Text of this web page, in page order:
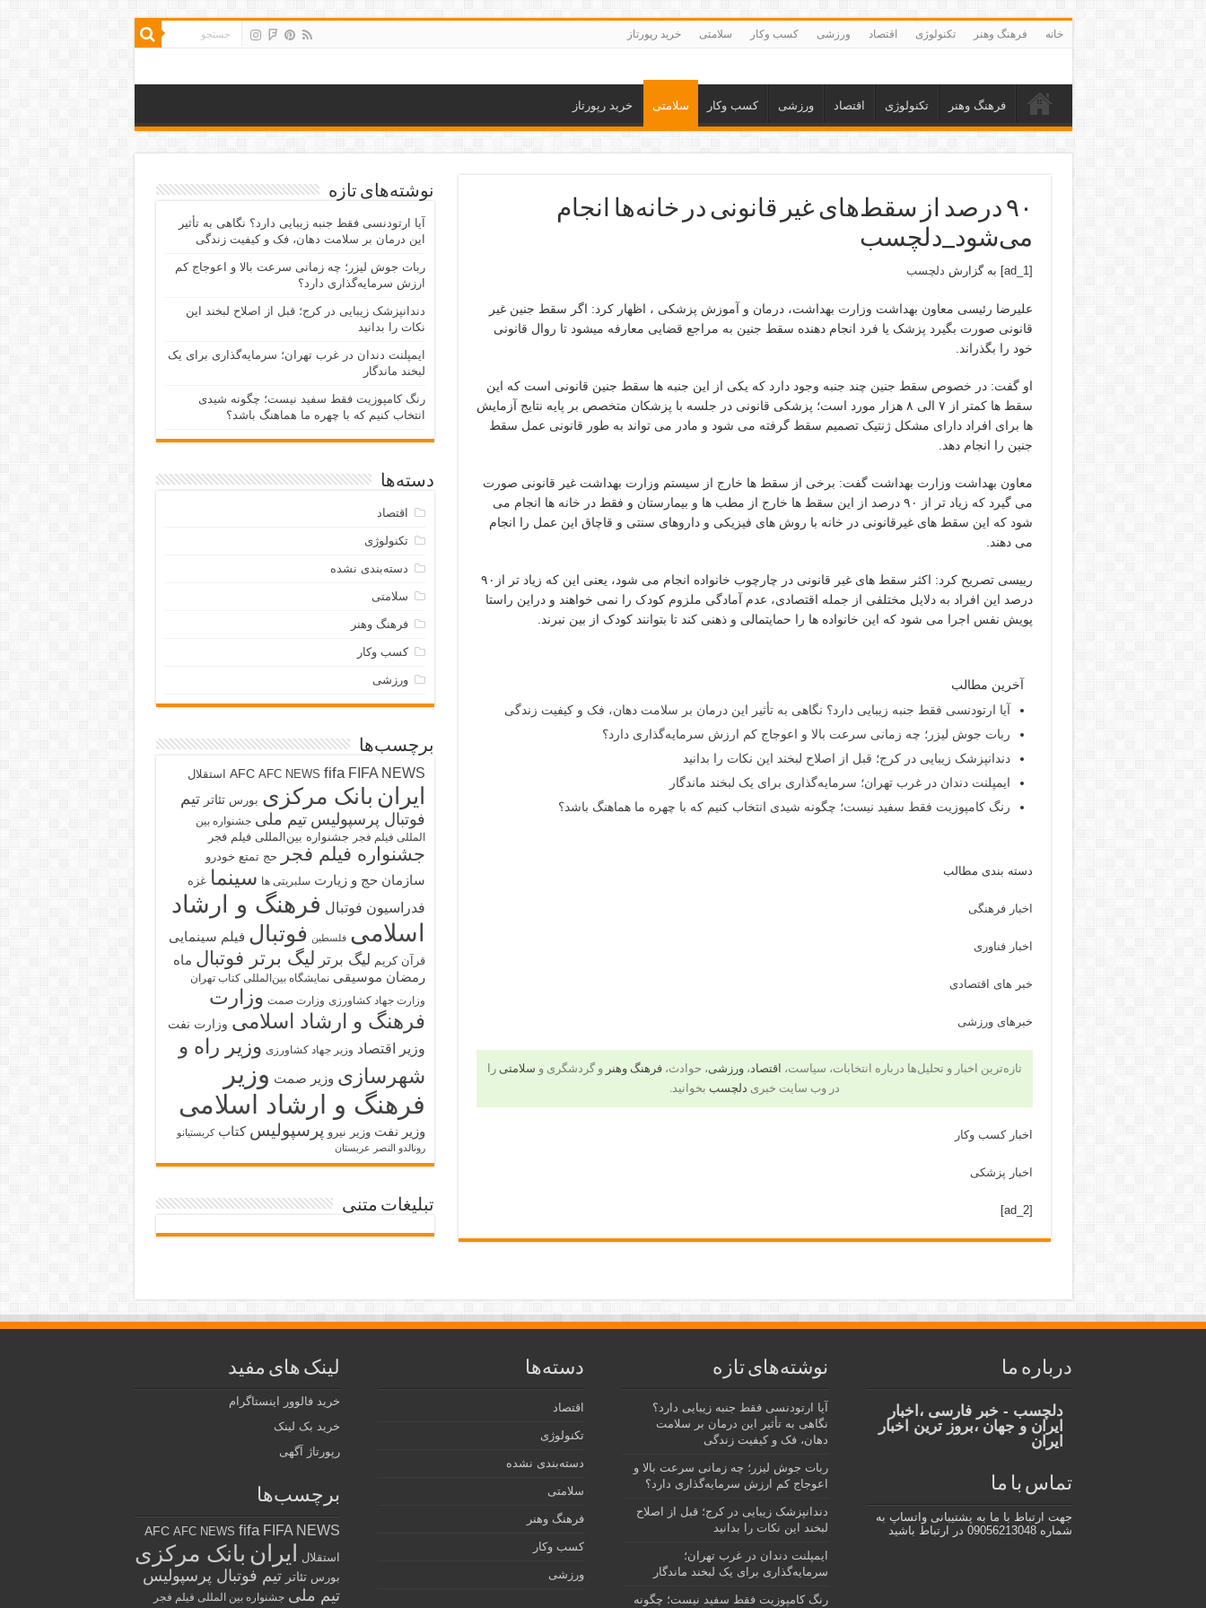
خانه فرهنگ وهنر تکنولوژی اقتصاد ورزشی کسب وکار سلامتی خرید رپورتاز
فرهنگ وهنر تکنولوژی اقتصاد ورزشی کسب وکار سلامتی خرید رپورتاز
۹۰ درصد از سقط‌های غیر قانونی در خانه‌ها انجام
می‌شود_دلچسب
[ad_1] به گزارش دلچسب
علیرضا رئیسی معاون بهداشت وزارت بهداشت، درمان و آموزش پزشکی ، اظهار کرد: اگر سقط جنین غیر
قانونی صورت بگیرد پزشک یا فرد انجام دهنده سقط جنین به مراجع قضایی معارفه میشود تا روال قانونی
خود را بگذراند.
او گفت: در خصوص سقط جنین چند جنبه وجود دارد که یکی از این جنبه ها سقط جنین قانونی است که این
سقط ها کمتر از ۷ الی ۸ هزار مورد است؛ پزشکی قانونی در جلسه با پزشکان متخصص بر پایه نتایج آزمایش
ها برای افراد دارای مشکل ژنتیک تصمیم سقط گرفته می شود و مادر می تواند به طور قانونی عمل سقط
جنین را انجام دهد.
معاون بهداشت وزارت بهداشت گفت: برخی از سقط ها خارج از سیستم وزارت بهداشت غیر قانونی صورت
می گیرد که زیاد تر از ۹۰ درصد از این سقط ها خارج از مطب ها و بیمارستان و فقط در خانه ها انجام می
شود که این سقط های غیرقانونی در خانه با روش های فیزیکی و داروهای سنتی و قاچاق این عمل را انجام
می دهند.
رییسی تصریح کرد: اکثر سقط های غیر قانونی در چارچوب خانواده انجام می شود، یعنی این که زیاد تر از۹۰
درصد این افراد به دلایل مختلفی از جمله اقتصادی، عدم آمادگی ملزوم کودک را نمی خواهند و دراین راستا
پویش نفس اجرا می شود که این خانواده ها را حمایتمالی و ذهنی کند تا بتوانند کودک از بین نبرند‌.
آخرین مطالب
آیا ارتودنسی فقط جنبه زیبایی دارد؟ نگاهی به تأثیر این درمان بر سلامت دهان، فک و کیفیت زندگی
ربات جوش لیزر؛ چه زمانی سرعت بالا و اعوجاج کم ارزش سرمایه‌گذاری دارد؟
دندانپزشک زیبایی در کرج؛ قبل از اصلاح لبخند این نکات را بدانید
ایمپلنت دندان در غرب تهران؛ سرمایه‌گذاری برای یک لبخند ماندگار
رنگ کامپوزیت فقط سفید نیست؛ چگونه شیدی انتخاب کنیم که با چهره ما هماهنگ باشد؟
دسته بندی مطالب
اخبار فرهنگی
اخبار فناوری
خبر های اقتصادی
خبرهای ورزشی
تازه‌ترین اخبار و تحلیل‌ها درباره انتخابات، سیاست، اقتصاد،ورزشی، حوادث،فرهنگ وهنر و گردشگری و سلامتی را
در وب سایت خبری دلچسب بخوانید.
اخبار کسب وکار
اخبار پزشکی
[ad_2]
نوشته‌های تازه
آیا ارتودنسی فقط جنبه زیبایی دارد؟ نگاهی به تأثیر
این درمان بر سلامت دهان، فک و کیفیت زندگی
ربات جوش لیزر؛ چه زمانی سرعت بالا و اعوجاج کم
ارزش سرمایه‌گذاری دارد؟
دندانپزشک زیبایی در کرج؛ قبل از اصلاح لبخند این
نکات را بدانید
ایمپلنت دندان در غرب تهران؛ سرمایه‌گذاری برای یک
لبخند ماندگار
رنگ کامپوزیت فقط سفید نیست؛ چگونه شیدی
انتخاب کنیم که با چهره ما هماهنگ باشد؟
دسته‌ها
اقتصاد
تکنولوژی
دسته‌بندی نشده
سلامتی
فرهنگ وهنر
کسب وکار
ورزشی
برچسب‌ها
AFC AFC NEWS fifa FIFA NEWS استقلال
ایران بانک مرکزی بورس تئاتر تیم
فوتبال پرسپولیس تیم ملی جشنواره بین
المللی فیلم فجر جشنواره بین‌المللی فیلم فجر
جشنواره فیلم فجر حج تمتع خودرو
سازمان حج و زیارت سلبریتی ها سینما غزه
فدراسیون فوتبال فرهنگ و ارشاد
اسلامی فلسطین فوتبال فیلم سینمایی
قرآن کریم لیگ برتر لیگ برتر فوتبال ماه
رمضان موسیقی نمایشگاه بین‌المللی کتاب تهران
وزارت جهاد کشاورزی وزارت صمت وزارت
فرهنگ و ارشاد اسلامی وزارت نفت
وزیر اقتصاد وزیر جهاد کشاورزی وزیر راه و
شهرسازی وزیر صمت وزیر
فرهنگ و ارشاد اسلامی
وزیر نفت وزیر نیرو پرسپولیس کتاب کریستیانو
رونالدو النصر عربستان
تبلیغات متنی
درباره ما
دلچسب - خبر فارسی ،اخبار
ایران و جهان ،بروز ترین اخبار
ایران
تماس با ما
جهت ارتباط با ما به پشتیبانی واتساپ به
شماره 09056213048 در ارتباط باشید
نوشته‌های تازه
آیا ارتودنسی فقط جنبه زیبایی دارد؟
نگاهی به تأثیر این درمان بر سلامت
دهان، فک و کیفیت زندگی
ربات جوش لیزر؛ چه زمانی سرعت بالا و
اعوجاج کم ارزش سرمایه‌گذاری دارد؟
دندانپزشک زیبایی در کرج؛ قبل از اصلاح
لبخند این نکات را بدانید
ایمپلنت دندان در غرب تهران؛
سرمایه‌گذاری برای یک لبخند ماندگار
رنگ کامپوزیت فقط سفید نیست؛ چگونه
دسته‌ها
اقتصاد
تکنولوژی
دسته‌بندی نشده
سلامتی
فرهنگ وهنر
کسب وکار
ورزشی
لینک های مفید
خرید فالوور اینستاگرام
خرید بک لینک
رپورتاژ آگهی
برچسب‌ها
AFC AFC NEWS fifa FIFA NEWS
استقلال ایران بانک مرکزی
بورس تئاتر تیم فوتبال پرسپولیس
تیم ملی جشنواره بین المللی فیلم فجر